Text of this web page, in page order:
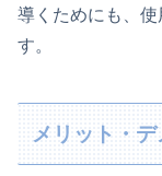
導くためにも、
す。
メリット・デ